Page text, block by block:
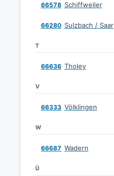
66578 Schiffweiler
66280 Sulzbach / Saar
T
66636 Tholey
V
66333 Völklingen
W
66687 Wadern
Ü